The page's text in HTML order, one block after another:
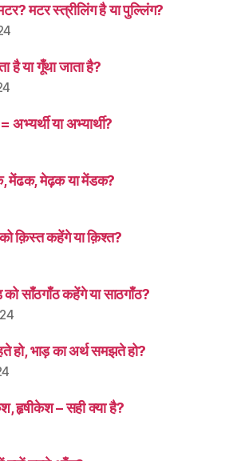
मटर स्त्रीलिंग है या पुल्लिंग?
है या गूँथा जाता है?
या अभ्यार्थी?
मेंढक, मेढ़क या मेंडक?
क़िस्त कहेंगे या क़िश्त?
साँठगाँठ कहेंगे या साठगाँठ?
भाड़ का अर्थ समझते हो?
हृषीकेश – सही क्या है?